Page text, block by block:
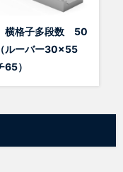
格子多段数 50
ルーバー30×55
65）